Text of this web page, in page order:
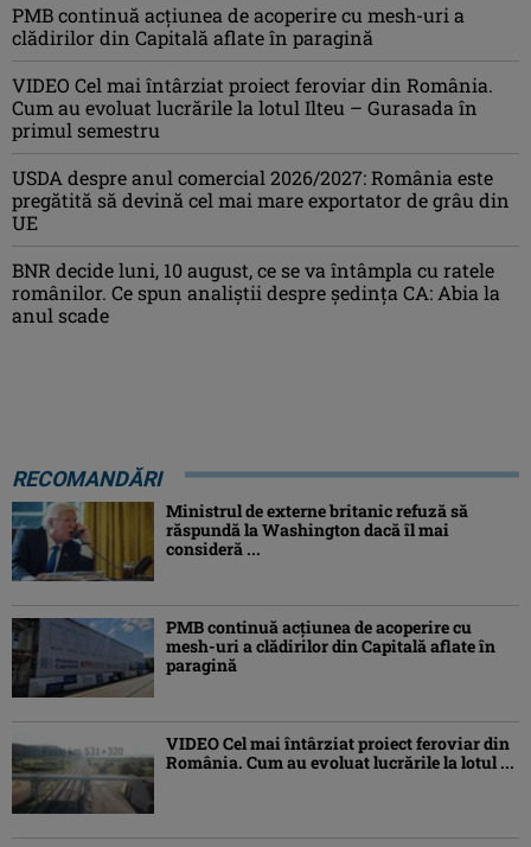
PMB continuă acțiunea de acoperire cu mesh-uri a
clădirilor din Capitală aflate în paragină
VIDEO Cel mai întârziat proiect feroviar din România.
Cum au evoluat lucrările la lotul Ilteu – Gurasada în
primul semestru
USDA despre anul comercial 2026/2027: România este
pregătită să devină cel mai mare exportator de grâu din
UE
BNR decide luni, 10 august, ce se va întâmpla cu ratele
românilor. Ce spun analiștii despre ședința CA: Abia la
anul scade
RECOMANDĂRI
Ministrul de externe britanic refuză să
răspundă la Washington dacă îl mai
consideră ...
PMB continuă acțiunea de acoperire cu
mesh-uri a clădirilor din Capitală aflate în
paragină
VIDEO Cel mai întârziat proiect feroviar din
România. Cum au evoluat lucrările la lotul ...